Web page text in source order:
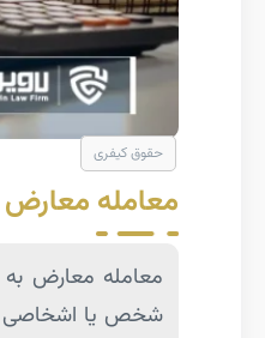
حقوق کیفری
معامله معارض
معامله معارض
شخص یا اشخاصی